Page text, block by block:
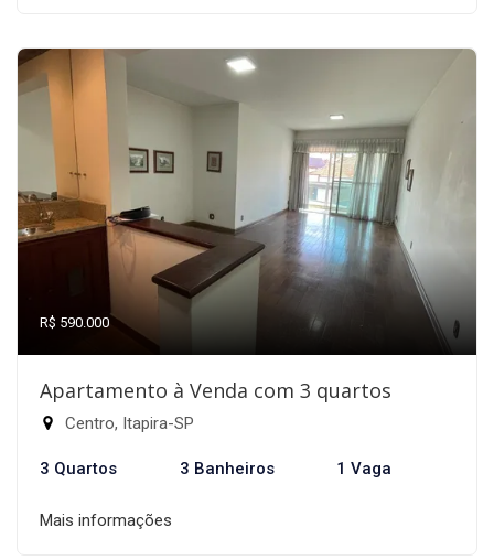
R$ 590.000
Apartamento à Venda com 3 quartos
Centro, Itapira-SP
3 Quartos 3 Banheiros 1 Vaga
Mais informações